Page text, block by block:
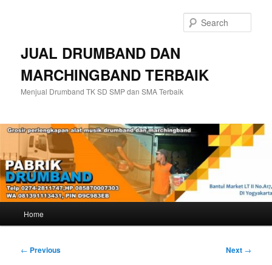
JUAL DRUMBAND DAN
MARCHINGBAND TERBAIK
Menjual Drumband TK SD SMP dan SMA Terbaik
Home
Post
← Previous Next →